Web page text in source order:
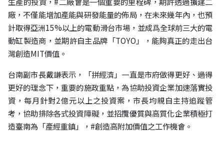
廠，不僅能增加產能與研發能量的佈局，在未來幾年內，也預
計取得亞洲15%以上的電動滑台市場，並成爲全球前三大的電
動缸製造商，並期許自主品牌「TOYO」，能夠真正的走出台
灣創造MIT價值。
台南副市長戴謙表示，「拼經濟」一直是市府做得更好、過得
更好的理念下，重要的施政重點，為協助投資企業加速落實投
資，每月針對2億元以上之投資案，市長均親自主持追蹤管
考，協助排除各式投資障礙，並招攬優質與高質化企業積極打
造臺南為「產經重鎮」， #創造高附加價值之工作機會 。